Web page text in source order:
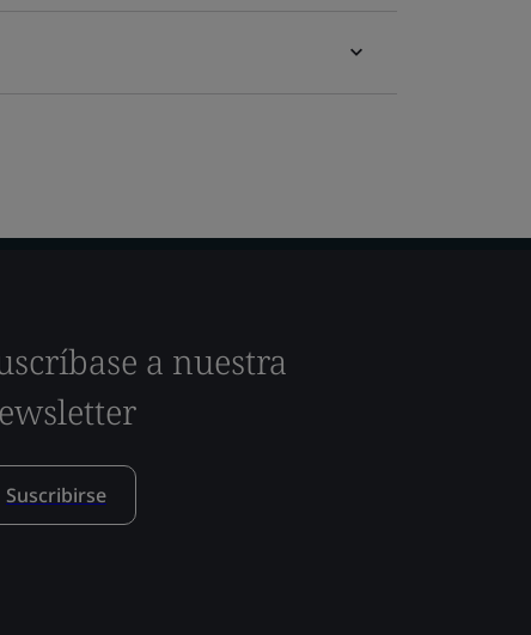
a nuestra
Suscribirse